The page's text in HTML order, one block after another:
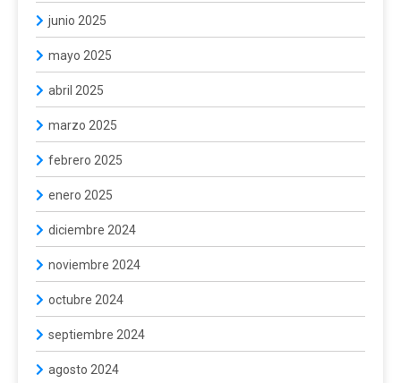
junio 2025
mayo 2025
abril 2025
marzo 2025
febrero 2025
enero 2025
diciembre 2024
noviembre 2024
octubre 2024
septiembre 2024
agosto 2024